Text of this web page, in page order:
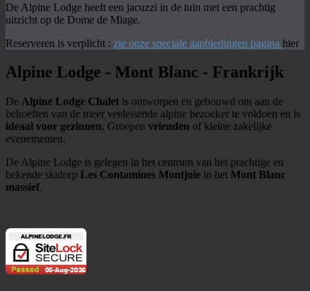
De Alpine Lodge heeft een jacuzzi in de tuin met een prachtig
uitzicht op de Dome de Miage.
Reserveren is verplicht : zie onze speciale aanbiedingen pagina hier
Alpine Lodge - Mont Blanc - Frankrijk
De Alpine Lodge Chalet is ontworpen en gebouwd om aan de
behoeften van de meer veeleisende alpine bezoeker te voldoen en is
ideaal voor gezinnen, Groepen vrienden of kleine zakelijke
evenementen.
De Alpine Lodge is gelegen in het centrum van het prachtige en
bekende skidorp Les Contamines Montjoie in het Mont Blanc
massief.